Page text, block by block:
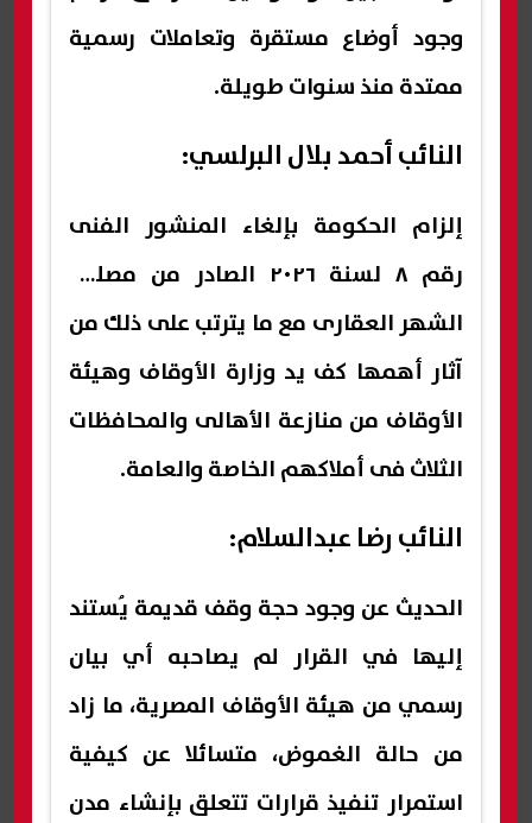
وجود أوضاع مستقرة وتعاملات رسمية
ممتدة منذ سنوات طويلة.
النائب أحمد بلال البرلسي:
إلزام الحكومة بإلغاء المنشور الفنى
رقم ٨ لسنة ٢٠٢٦ الصادر من مصلحة
الشهر العقارى مع ما يترتب على ذلك من
آثار أهمها كف يد وزارة الأوقاف وهيئة
الأوقاف من منازعة الأهالى والمحافظات
الثلاث فى أملاكهم الخاصة والعامة.
النائب رضا عبدالسلام:
الحديث عن وجود حجة وقف قديمة يُستند
إليها في القرار لم يصاحبه أي بيان
رسمي من هيئة الأوقاف المصرية، ما زاد
من حالة الغموض، متسائلا عن كيفية
استمرار تنفيذ قرارات تتعلق بإنشاء مدن